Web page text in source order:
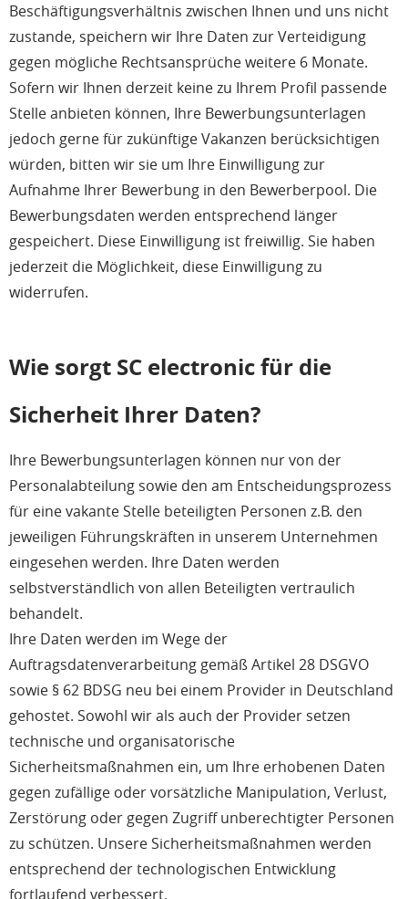
Beschäftigungsverhältnis zwischen Ihnen und uns nicht
zustande, speichern wir Ihre Daten zur Verteidigung
gegen mögliche Rechtsansprüche weitere 6 Monate.
Sofern wir Ihnen derzeit keine zu Ihrem Profil passende
Stelle anbieten können, Ihre Bewerbungsunterlagen
jedoch gerne für zukünftige Vakanzen berücksichtigen
würden, bitten wir sie um Ihre Einwilligung zur
Aufnahme Ihrer Bewerbung in den Bewerberpool. Die
Bewerbungsdaten werden entsprechend länger
gespeichert. Diese Einwilligung ist freiwillig. Sie haben
jederzeit die Möglichkeit, diese Einwilligung zu
widerrufen.
Wie sorgt SC electronic für die
Sicherheit Ihrer Daten?
Ihre Bewerbungsunterlagen können nur von der
Personalabteilung sowie den am Entscheidungsprozess
für eine vakante Stelle beteiligten Personen z.B. den
jeweiligen Führungskräften in unserem Unternehmen
eingesehen werden. Ihre Daten werden
selbstverständlich von allen Beteiligten vertraulich
behandelt.
Ihre Daten werden im Wege der
Auftragsdatenverarbeitung gemäß Artikel 28 DSGVO
sowie § 62 BDSG neu bei einem Provider in Deutschland
gehostet. Sowohl wir als auch der Provider setzen
technische und organisatorische
Sicherheitsmaßnahmen ein, um Ihre erhobenen Daten
gegen zufällige oder vorsätzliche Manipulation, Verlust,
Zerstörung oder gegen Zugriff unberechtigter Personen
zu schützen. Unsere Sicherheitsmaßnahmen werden
entsprechend der technologischen Entwicklung
fortlaufend verbessert.